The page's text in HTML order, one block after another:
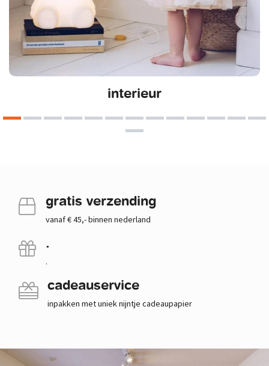
interieur
gratis verzending
vanaf € 45,- binnen nederland
.
.
cadeauservice
inpakken met uniek nijntje cadeaupapier